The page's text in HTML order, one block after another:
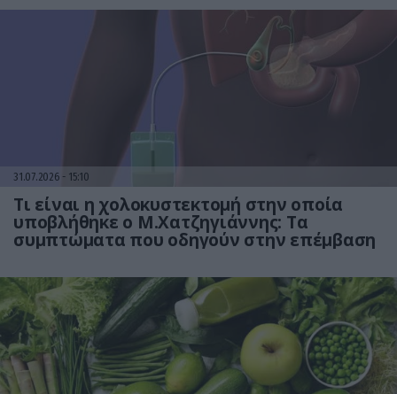
31.07.2026 15:10
Τι είναι η χολοκυστεκτομή στην οποία
υποβλήθηκε ο Μ.Χατζηγιάννης: Tα
συμπτώματα που οδηγούν στην επέμβαση